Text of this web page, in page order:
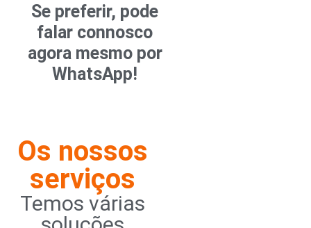
Se preferir, pode
falar connosco
agora mesmo por
WhatsApp!
Os nossos
serviços
Temos várias